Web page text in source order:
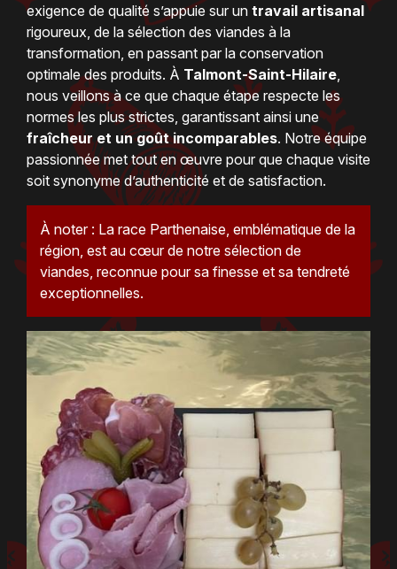
exigence de qualité s’appuie sur un travail artisanal
rigoureux, de la sélection des viandes à la
transformation, en passant par la conservation
optimale des produits. À Talmont-Saint-Hilaire,
nous veillons à ce que chaque étape respecte les
normes les plus strictes, garantissant ainsi une
fraîcheur et un goût incomparables. Notre équipe
passionnée met tout en œuvre pour que chaque visite
soit synonyme d’authenticité et de satisfaction.
À noter : La race Parthenaise, emblématique de la
région, est au cœur de notre sélection de
viandes, reconnue pour sa finesse et sa tendreté
exceptionnelles.